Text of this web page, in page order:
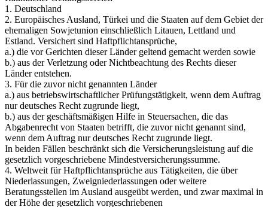
1. Deutschland
2. Europäisches Ausland, Türkei und die Staaten auf dem Gebiet der
ehemaligen Sowjetunion einschließlich Litauen, Lettland und
Estland. Versichert sind Haftpflichtansprüche,
a.) die vor Gerichten dieser Länder geltend gemacht werden sowie
b.) aus der Verletzung oder Nichtbeachtung des Rechts dieser
Länder entstehen.
3. Für die zuvor nicht genannten Länder
a.) aus betriebswirtschaftlicher Prüfungstätigkeit, wenn dem Auftrag
nur deutsches Recht zugrunde liegt,
b.) aus der geschäftsmäßigen Hilfe in Steuersachen, die das
Abgabenrecht von Staaten betrifft, die zuvor nicht genannt sind,
wenn dem Auftrag nur deutsches Recht zugrunde liegt.
In beiden Fällen beschränkt sich die Versicherungsleistung auf die
gesetzlich vorgeschriebene Mindestversicherungssumme.
4. Weltweit für Haftpflichtansprüche aus Tätigkeiten, die über
Niederlassungen, Zweigniederlassungen oder weitere
Beratungsstellen im Ausland ausgeübt werden, und zwar maximal in
der Höhe der gesetzlich vorgeschriebenen